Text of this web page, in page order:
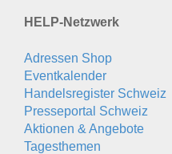
HELP-Netzwerk
Adressen Shop
Eventkalender
Handelsregister Schweiz
Presseportal Schweiz
Aktionen & Angebote
Tagesthemen